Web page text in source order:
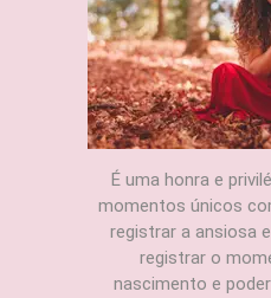
É uma honra e
momentos únicos
registrar a ansiosa
registrar o
nascimento e